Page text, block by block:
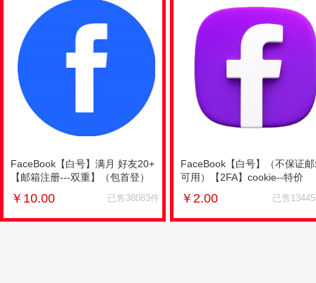
FaceBook【白号】满月 好友20+
【邮箱注册---双重】（包首登）
￥ 10.00 已售38083件
FaceBook【白号】（不保证
可用）【2FA】cookie--特价
￥2.00 已售